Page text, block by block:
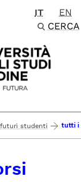
IT EN
CERCA
futuri studenti tutti i